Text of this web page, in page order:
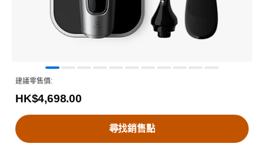
建議零售價:
HK$4,698.00
尋找銷售點